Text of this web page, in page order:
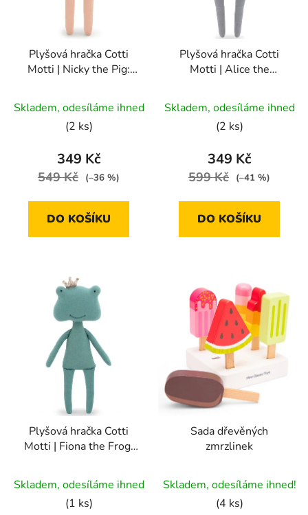
Plyšová hračka Cotti
Motti | Nicky the Pig:
Skladem, odesíláme ihned
(2 ks)
349 Kč
549 Kč (–36 %)
DO KOŠÍKU
Plyšová hračka Cotti
Motti | Alice the
cm)
hodnocení
produktu
je
5,0
hvězdiček.
Skladem, odesíláme ihned
(2 ks)
349 Kč
599 Kč (–41 %)
DO KOŠÍKU
Plyšová hračka Cotti
Motti | Fiona the Frog:
Skladem, odesíláme ihned
(1 ks)
Sada dřevěných
zmrzlinek
hodnocení
produktu
Skladem, odesíláme ihned!
(4 ks)